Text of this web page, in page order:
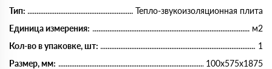
Тип:
Тепло-звукоизоляционная плита
Единица измерения:
м2
Кол-во в упаковке, шт:
1
Размер, мм:
100х575х1875